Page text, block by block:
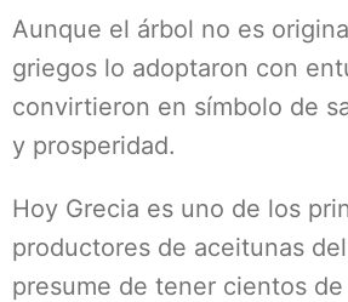
Aunque el árbol no es
griegos lo adoptaron con
convirtieron en símbolo de
y prosperidad.
Hoy Grecia es uno de los
productores de aceitunas
presume de tener cientos de